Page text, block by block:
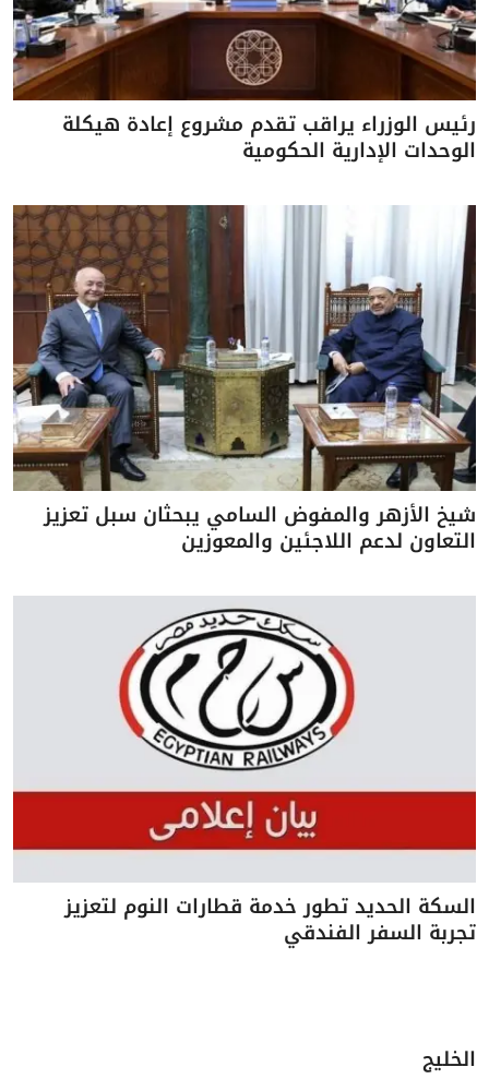
رئيس الوزراء يراقب تقدم مشروع إعادة هيكلة
الوحدات الإدارية الحكومية
شيخ الأزهر والمفوض السامي يبحثان سبل تعزيز
التعاون لدعم اللاجئين والمعوزين
السكة الحديد تطور خدمة قطارات النوم لتعزيز
تجربة السفر الفندقي
الخليج